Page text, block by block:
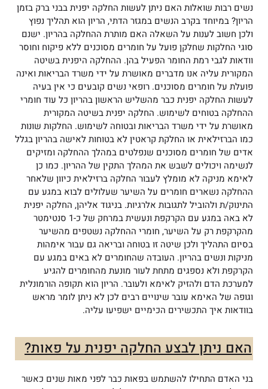
נשים רבות שואלות האם ניתן לעשות החלקה יפנית בבני ברק בזמן
הריון? במיוחד בקרב הנשים במגזר הדתי, הריון הוא תהליך נפוץ
ולכן חשוב לענות על השאלה האם מותרת ההחלקה בהריון. ישנם
סוגי החלקות שחלקן פועל על חומרים מסוכנים ללא פיקוח וחוסר
וודאות לגבי רמת החומר הפעיל בהן. ההחלקה היפנית בשיטה
המקורית עליה אנו מדברים מאושרת על ידי משרד הבריאות ואינה
פועלת על חומרים מסוכנים. רופאי נשים קובעים כי אין בעיה
לעשות החלקה יפנית כבר מהשליש הראשון בהריון כל עוד חומרי
ההחלקה בטוחים לשימוש. החלקה יפנית בשיטה המקורית
מאושרת על ידי משרד הבריאות ובטוחה לשימוש. החלקות שונות
כמו הברזילאית או החלקת קראטין לא בטוחות לאישה בהריון בגלל
אדים של חומרים מסוכנים שנפלטים במהלך ההחלקה ומזיקים
לנשימה ויכולים לשבש את המהלך התקין של ההריון. כמו כן
לאימא מניקה לא מומלץ לעבור החלקה ברזילאית כיוון שלאחר
ההחלקה נשארים חומרים על השיער שעלולים לבוא במגע עם
התינוק/ת ולהוביל לתגובות אלרגיות. בניגוד אליהן, החלקה יפנית
לא באה במגע עם הקרקפת ונעשית במרחק של כ-1 סנטימטר
מהקרקפת רק על השיער, חומרי ההחלקה נשטפים מהשיער
בסיום התהליך ולכן שיטה זו בטוחה ובריאה גם עבור אימהות
מניקות ונשים בהריון. העובדה שהחומרים לא באים במגע עם
הקרקפת ולא נספגים מתחת לעור מונעת מהחומרים להגיע
למערכת הדם ולהזיק לאימא ולעובר. הריון הוא תקופה הורמונלית
וגופה של האימא עובר שינויים רבים לכן לא ניתן לומר מראש
בוודאות איך התכשירים הכימיים ישפיעו עליה.
האם ניתן לבצע החלקה יפנית על פאות?
בני האדם התחילו להשתמש בפאות כבר לפני מאות שנים כאשר